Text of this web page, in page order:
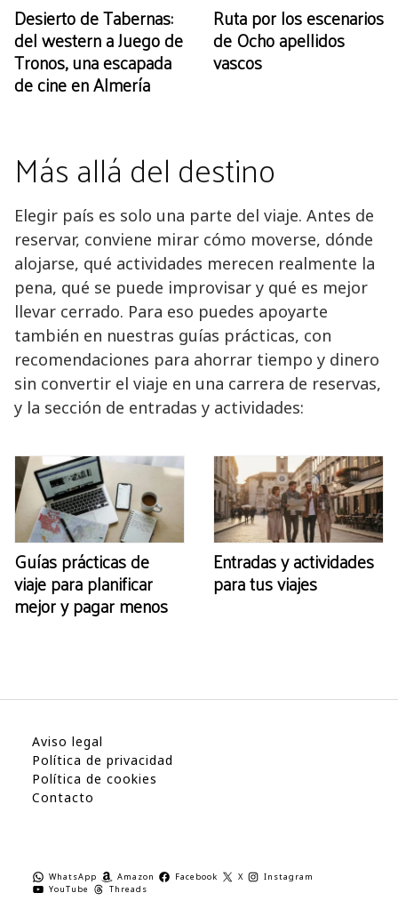
Desierto de Tabernas:
del western a Juego de
Tronos, una escapada
de cine en Almería
Ruta por los escenarios
de Ocho apellidos
vascos
Más allá del destino
Elegir país es solo una parte del viaje. Antes de
reservar, conviene mirar cómo moverse, dónde
alojarse, qué actividades merecen realmente la
pena, qué se puede improvisar y qué es mejor
llevar cerrado. Para eso puedes apoyarte
también en nuestras guías prácticas, con
recomendaciones para ahorrar tiempo y dinero
sin convertir el viaje en una carrera de reservas,
y la sección de entradas y actividades:
Guías prácticas de
viaje para planificar
mejor y pagar menos
Entradas y actividades
para tus viajes
Aviso legal
Política de privacidad
Política de cookies
Contacto
WhatsApp Amazon Facebook X
Instagram
YouTube
Threads